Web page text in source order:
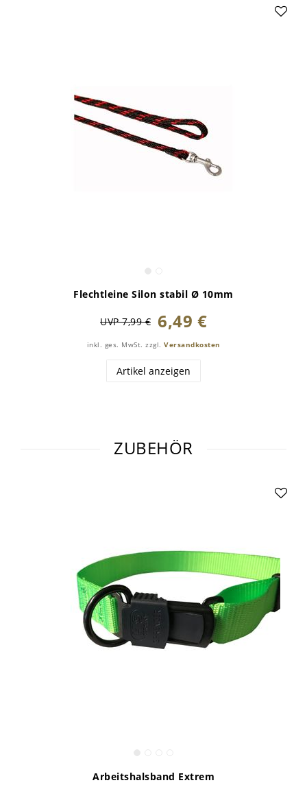
Flechtleine Silon stabil Ø 10mm
UVP 7,99 € 6,49 €
inkl. ges. MwSt. zzgl. Versandkosten
Artikel anzeigen
ZUBEHÖR
Arbeitshalsband Extrem